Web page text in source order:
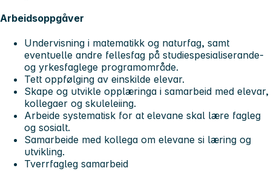
Arbeidsoppgåver
Undervisning i matematikk og naturfag, samt
eventuelle andre fellesfag på studiespesialiserande-
og yrkesfaglege programområde.
Tett oppfølging av einskilde elevar.
Skape og utvikle opplæringa i samarbeid med elevar,
kollegaer og skuleleiing.
Arbeide systematisk for at elevane skal lære fagleg
og sosialt.
Samarbeide med kollega om elevane si læring og
utvikling.
Tverrfagleg samarbeid